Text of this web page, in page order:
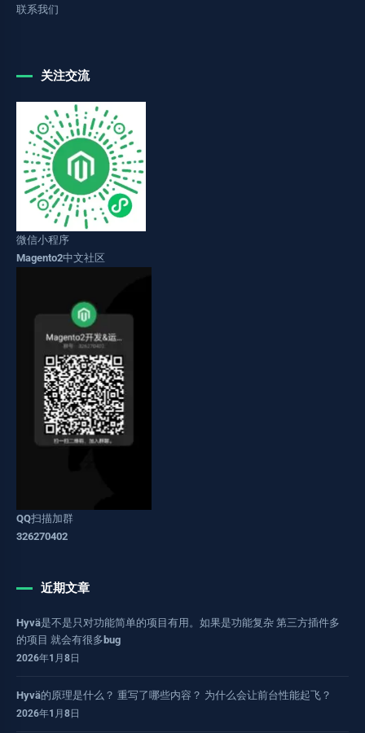
联系我们
关注交流
微信小程序
Magento2中文社区
QQ扫描加群
326270402
近期文章
Hyvä是不是只对功能简单的项目有用。如果是功能复杂 第三方插件多
的项目 就会有很多bug
2026年1月8日
Hyvä的原理是什么？ 重写了哪些内容？ 为什么会让前台性能起飞？
2026年1月8日